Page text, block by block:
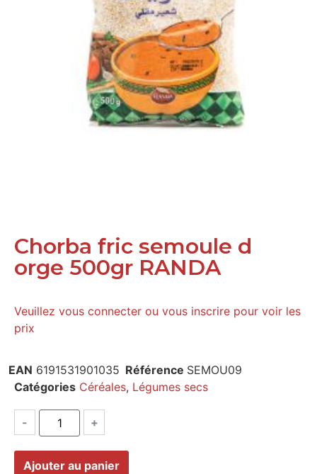
Chorba fric semoule d
orge 500gr RANDA
Veuillez vous connecter ou vous inscrire pour voir les
prix
EAN 6191531901035 Référence SEMOU09
Catégories Céréales, Légumes secs
- +
Ajouter au panier